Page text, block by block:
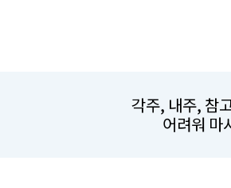
각주, 내주, 참
어려워 마